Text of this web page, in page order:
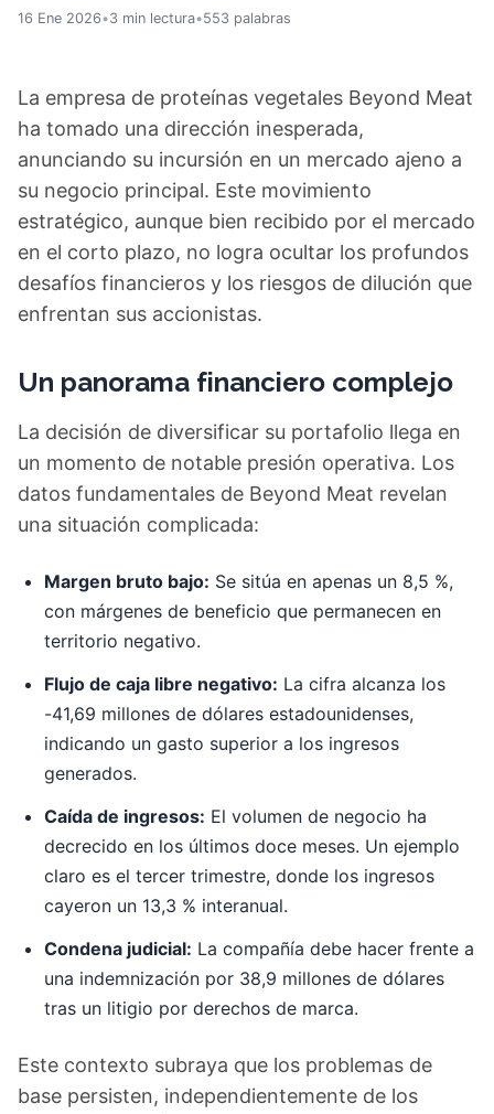
16 Ene 2026•3 min lectura•553 palabras
La empresa de proteínas vegetales Beyond Meat
ha tomado una dirección inesperada,
anunciando su incursión en un mercado ajeno a
su negocio principal. Este movimiento
estratégico, aunque bien recibido por el mercado
en el corto plazo, no logra ocultar los profundos
desafíos financieros y los riesgos de dilución que
enfrentan sus accionistas.
Un panorama financiero complejo
La decisión de diversificar su portafolio llega en
un momento de notable presión operativa. Los
datos fundamentales de Beyond Meat revelan
una situación complicada:
Margen bruto bajo: Se sitúa en apenas un 8,5 %,
con márgenes de beneficio que permanecen en
territorio negativo.
Flujo de caja libre negativo: La cifra alcanza los
-41,69 millones de dólares estadounidenses,
indicando un gasto superior a los ingresos
generados.
Caída de ingresos: El volumen de negocio ha
decrecido en los últimos doce meses. Un ejemplo
claro es el tercer trimestre, donde los ingresos
cayeron un 13,3 % interanual.
Condena judicial: La compañía debe hacer frente a
una indemnización por 38,9 millones de dólares
tras un litigio por derechos de marca.
Este contexto subraya que los problemas de
base persisten, independientemente de los